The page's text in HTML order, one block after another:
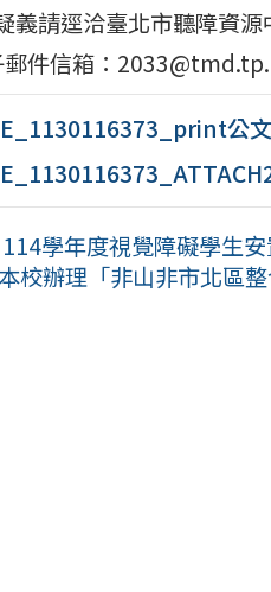
義請逕洽臺北市聽障資
件信箱：
公文
學年度視覺障礙學生
校辦理「非山非市北區